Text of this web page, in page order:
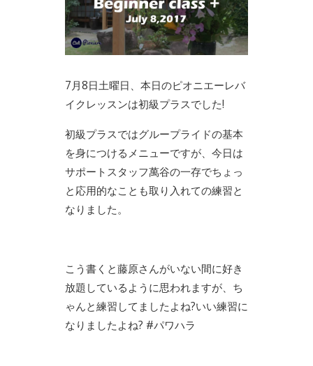
7月8日土曜日、本日のピオニエーレバ
イクレッスンは初級プラスでした!
初級プラスではグループライドの基本
を身につけるメニューですが、今日は
サポートスタッフ萬谷の一存でちょっ
と応用的なことも取り入れての練習と
なりました。
こう書くと藤原さんがいない間に好き
放題しているように思われますが、ち
ゃんと練習してましたよね?いい練習に
なりましたよね? #パワハラ